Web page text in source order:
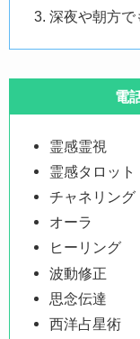
深夜や朝方で
電
霊感霊視
霊感タロット
チャネリング
オーラ
ヒーリング
波動修正
思念伝達
西洋占星術